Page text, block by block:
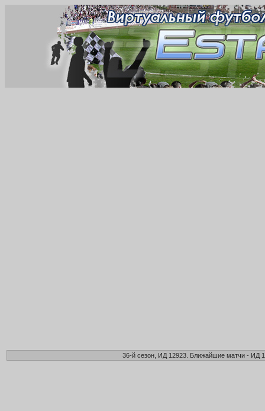
36-й сезон, ИД 12923. Ближайшие матчи - ИД